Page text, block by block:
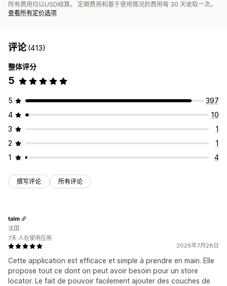
所有费用均以USD结算。 定期费用和基于使用情况的费用每 30 天收取一次。
查看所有定价选项
评论(413)
整体评分
5
5
397
4
10
3
1
2
1
1
4
撰写评论 所有评论
2026年7月28日
Cette application est efficace et simple à prendre en main. Elle
propose tout ce dont on peut avoir besoin pour un store
locator. Le fait de pouvoir facilement ajouter des couches de
talm
法国
7天 人在使用应用